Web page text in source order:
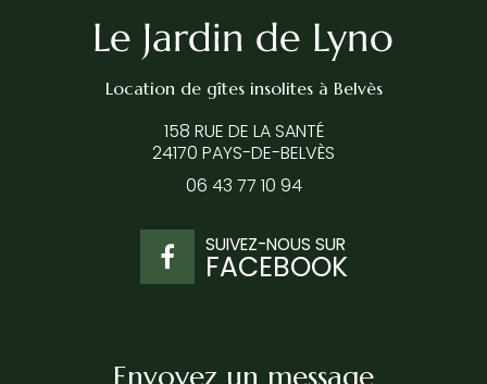
Location de gîtes insolites à Belvès
158 RUE DE LA SANTÉ
24170 PAYS-DE-BELVÈS
06 43 77 10 94
SUIVEZ-NOUS SUR
FACEBOOK
Envoyez un message